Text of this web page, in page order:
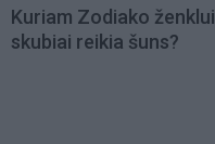
Kuriam Zodiako ženklui
skubiai reikia šuns?